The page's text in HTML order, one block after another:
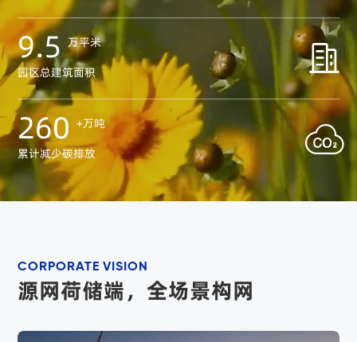

9.5 万平米
园区总建筑面积

260 +万吨
累计减少碳排放
CORPORATE VISION
源网荷储端，全场景构网